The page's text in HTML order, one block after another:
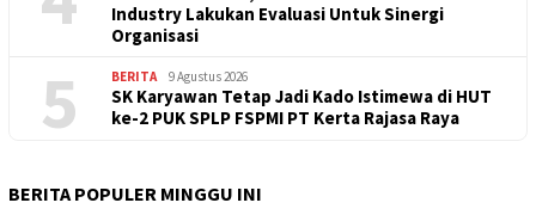
Industry Lakukan Evaluasi Untuk Sinergi
Organisasi
5 BERITA 9 Agustus 2026
SK Karyawan Tetap Jadi Kado Istimewa di HUT
ke-2 PUK SPLP FSPMI PT Kerta Rajasa Raya
BERITA POPULER MINGGU INI